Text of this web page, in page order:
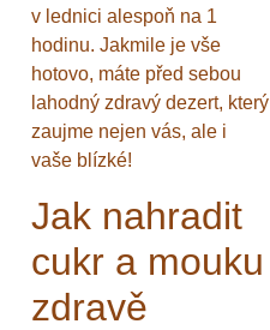
v lednici alespoň na 1
hodinu. Jakmile je vše
hotovo, máte před sebou
lahodný zdravý dezert, který
zaujme nejen vás, ale i
vaše blízké!
Jak nahradit
cukr a mouku
zdravě